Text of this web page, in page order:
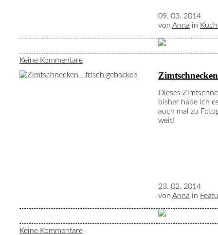
09. 03. 2014
von Anna in
Keine Kommentare
Zimtschnecken
Dieses
bisher habe ich
auch mal zu
weit!
23. 02. 2014
von Anna in
Keine Kommentare